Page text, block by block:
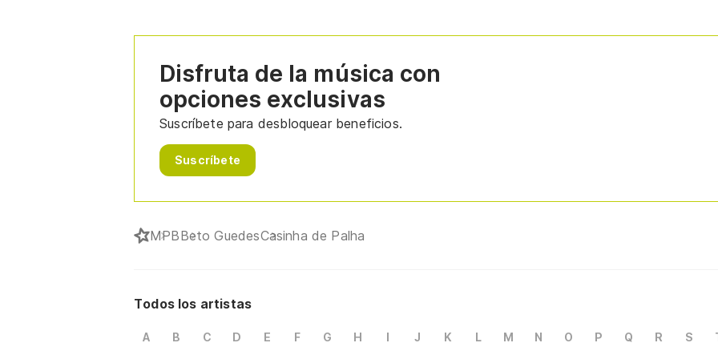
Disfruta de la música con
opciones exclusivas
Suscríbete para desbloquear beneficios.
Suscríbete
MPBBeto GuedesCasinha de Palha
Todos los artistas
A B C D E F G H I J K L M N O P Q R S